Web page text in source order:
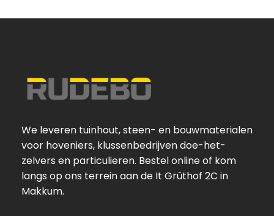
We leveren tuinhout, steen- en bouwmaterialen
voor hoveniers, klussenbedrijven doe-het-
zelvers en particulieren. Bestel online of kom
langs op ons terrein aan de It Grûthof 2C in
Makkum.